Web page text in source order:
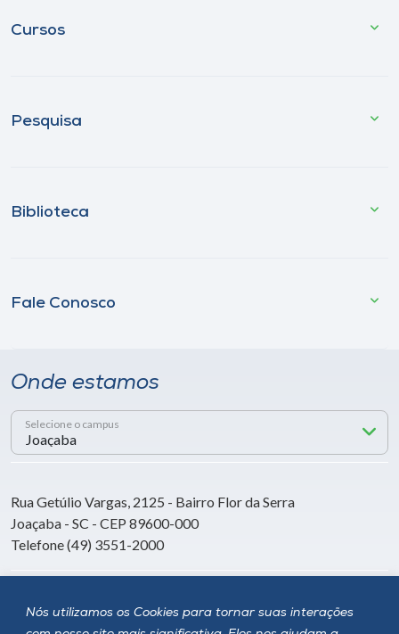
Nós utilizamos os Cookies para tornar suas interações
Cursos
Pesquisa
Biblioteca
Fale Conosco
Onde estamos
Selecione o campus
Rua Getúlio Vargas, 2125 - Bairro Flor da Serra
Joaçaba - SC - CEP 89600-000
Telefone (49) 3551-2000
Siga a Unoesc